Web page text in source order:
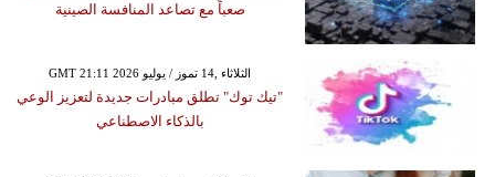
صعباً مع تصاعد المنافسة الصينية
GMT 21:11 2026 الثلاثاء ,14 تموز / يوليو
"تيك توك" تطلق مبادرات جديدة لتعزيز الوعي
بالذكاء الاصطناعي